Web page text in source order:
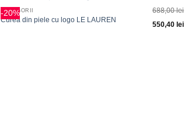
-20%
la
ACCESORII
Curea din piele cu logo LE LAUREN
688,00lei
550,40 lei